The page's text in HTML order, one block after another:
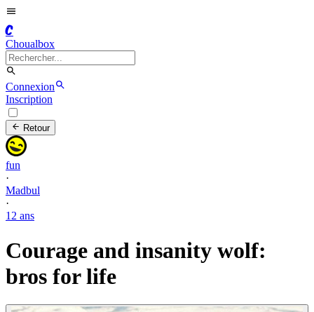
C
Choualbox
Connexion
Inscription
Retour
fun
·
Madbul
·
12 ans
Courage and insanity wolf:
bros for life